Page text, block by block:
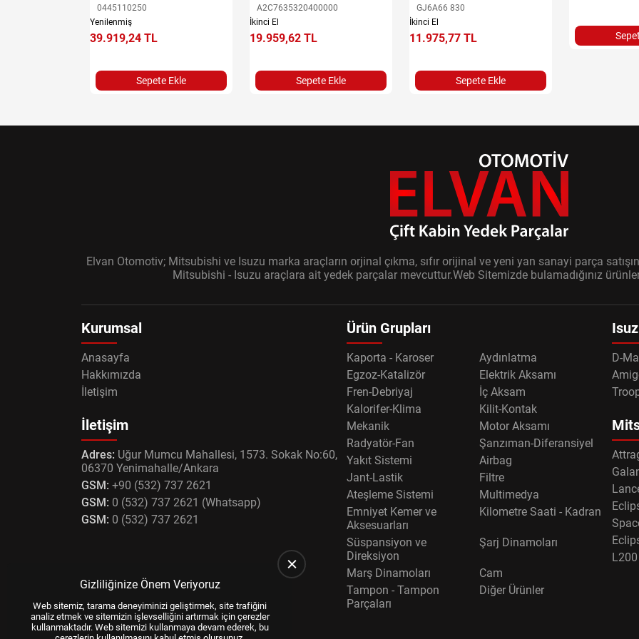
0445110250
Yenilenmiş
39.919,24 TL
Sepete Ekle
A2C7635320400000
İkinci El
19.959,62 TL
Sepete Ekle
GJ6A66 830
İkinci El
11.975,77 TL
Sepete Ekle
Elvan Otomotiv; Mitsubishi ve Isuzu marka araçların orjinal çıkma, sıfır orijinal ve yeni yan sanayi parça
Mitsubishi - Isuzu araçlara ait yedek parçalar mevcuttur.Web Sitemizde bulamadığınız
Kurumsal
Anasayfa
Hakkımızda
İletişim
İletişim
Adres: Uğur Mumcu Mahallesi, 1573. Sokak No:60,
06370 Yenimahalle/Ankara
GSM: +90 (532) 737 2621
GSM: 0 (532) 737 2621 (Whatsapp)
GSM: 0 (532) 737 2621
Ürün Grupları
Kaporta - Karoser
Aydınlatma
Egzoz-Katalizör
Elektrik Aksamı
Fren-Debriyaj
İç Aksam
Kalorifer-Klima
Kilit-Kontak
Mekanik
Motor Aksamı
Radyatör-Fan
Şanzıman-Diferansiyel
Yakıt Sistemi
Airbag
Jant-Lastik
Filtre
Ateşleme Sistemi
Multimedya
Emniyet Kemer ve
Aksesuarları
Kilometre Saati - Kadran
Süspansiyon ve
Direksiyon
Şarj Dinamoları
Marş Dinamoları
Cam
Tampon - Tampon
Parçaları
Diğer Ürünler
D-
L200
Gizliliğinize Önem Veriyoruz
Web sitemiz, tarama deneyiminizi geliştirmek, site trafiğini
analiz etmek ve sitemizin işlevselliğini artırmak için çerezler
kullanmaktadır. Web sitemizi kullanmaya devam ederek, bu